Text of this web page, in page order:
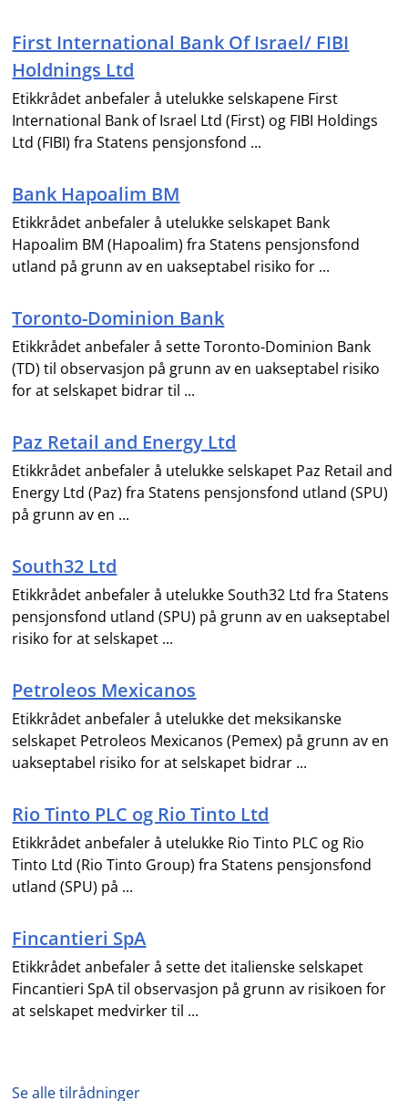
First International Bank Of Israel/ FIBI
Holdnings Ltd
Etikkrådet anbefaler å utelukke selskapene First
International Bank of Israel Ltd (First) og FIBI Holdings
Ltd (FIBI) fra Statens pensjonsfond ...
Bank Hapoalim BM
Etikkrådet anbefaler å utelukke selskapet Bank
Hapoalim BM (Hapoalim) fra Statens pensjonsfond
utland på grunn av en uakseptabel risiko for ...
Toronto-Dominion Bank
Etikkrådet anbefaler å sette Toronto-Dominion Bank
(TD) til observasjon på grunn av en uakseptabel risiko
for at selskapet bidrar til ...
Paz Retail and Energy Ltd
Etikkrådet anbefaler å utelukke selskapet Paz Retail and
Energy Ltd (Paz) fra Statens pensjonsfond utland (SPU)
på grunn av en ...
South32 Ltd
Etikkrådet anbefaler å utelukke South32 Ltd fra Statens
pensjonsfond utland (SPU) på grunn av en uakseptabel
risiko for at selskapet ...
Petroleos Mexicanos
Etikkrådet anbefaler å utelukke det meksikanske
selskapet Petroleos Mexicanos (Pemex) på grunn av en
uakseptabel risiko for at selskapet bidrar ...
Rio Tinto PLC og Rio Tinto Ltd
Etikkrådet anbefaler å utelukke Rio Tinto PLC og Rio
Tinto Ltd (Rio Tinto Group) fra Statens pensjonsfond
utland (SPU) på ...
Fincantieri SpA
Etikkrådet anbefaler å sette det italienske selskapet
Fincantieri SpA til observasjon på grunn av risikoen for
at selskapet medvirker til ...
Se alle tilrådninger